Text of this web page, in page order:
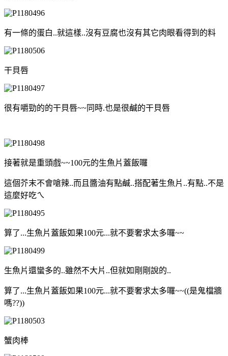
有一條的蛋白..就這樣..沒有豆腐也沒有其它肉眼看得到的料
干貝唇
很有嚼勁的的干貝唇~~同時.也是很鹹的干貝唇
接著就是重頭戲~~100元的生魚片蓋飯囉
這個芥末不會嗆辣..而且醬油有點鹹..搭配著生魚片..有點..不是
這麼好吃ㄟ
算了...生魚片蓋飯如果100元...就不要奢求太多囉~~
生魚片還蠻多的..雖然不大片..但就如剛剛說的..
算了...生魚片蓋飯如果100元...就不要奢求太多囉~~((是鬼檔牆
嗎??))
蟹肉棒